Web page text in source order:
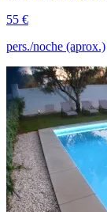
55 €
pers./noche (aprox.)